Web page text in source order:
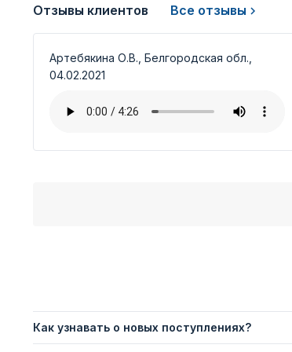
Отзывы клиентов Все отзывы
Артебякина О.В., Белгородская обл.,
04.02.2021
Как узнавать о новых поступлениях?